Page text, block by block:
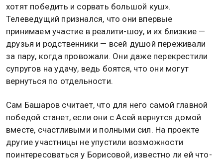
хотят победить и сорвать большой куш».
Телеведущий признался, что они впервые
принимаем участие в реалити-шоу, и их близкие —
друзья и родственники — всей душой переживали
за пару, когда провожали. Они даже перекрестили
супругов на удачу, ведь боятся, что они могут
вернуться по отдельности.
Сам Башаров считает, что для него самой главной
победой станет, если они с Асей вернутся домой
вместе, счастливыми и полными сил. На проекте
другие участницы не упустили возможности
поинтересоваться у Борисовой, известно ли ей что-